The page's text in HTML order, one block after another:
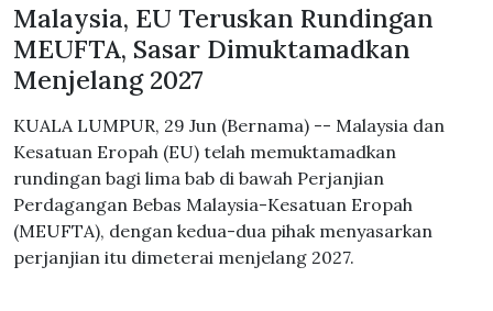
Malaysia, EU Teruskan Rundingan
MEUFTA, Sasar Dimuktamadkan
Menjelang 2027
KUALA LUMPUR, 29 Jun (Bernama) -- Malaysia dan
Kesatuan Eropah (EU) telah memuktamadkan
rundingan bagi lima bab di bawah Perjanjian
Perdagangan Bebas Malaysia-Kesatuan Eropah
(MEUFTA), dengan kedua-dua pihak menyasarkan
perjanjian itu dimeterai menjelang 2027.